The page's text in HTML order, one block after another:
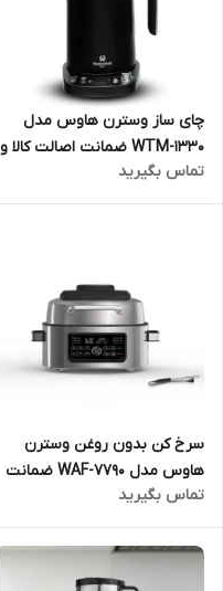
چای ساز وسترن هاوس مدل
WTM-1330 ضمانت اصالت کالا و
ماهه مارکو تجارت
تماس بگیرید
سرخ کن بدون روغن وسترن
هاوس مدل WAF-7790 ضمانت
اصالت کالا و ارسال فوری و رایگان
گارانتی 18 ماهه مارکو تجارت
تماس بگیرید